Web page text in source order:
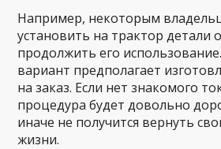
Например, некоторым
установить на трактор детали
продолжить его
вариант предполагает
на заказ. Если нет знакомого
процедура будет довольно
иначе не получится вернуть
жизни.